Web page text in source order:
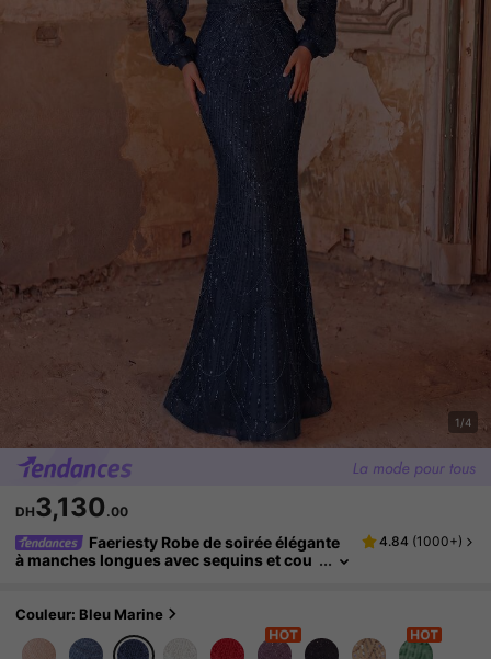
1/4
DH3,130.00
Faeriesty Robe de soirée élégante
à manches longues avec sequins et cou
plets, silhouette ajustée évasée automne
4.84 (1000+)
Couleur: Bleu Marine